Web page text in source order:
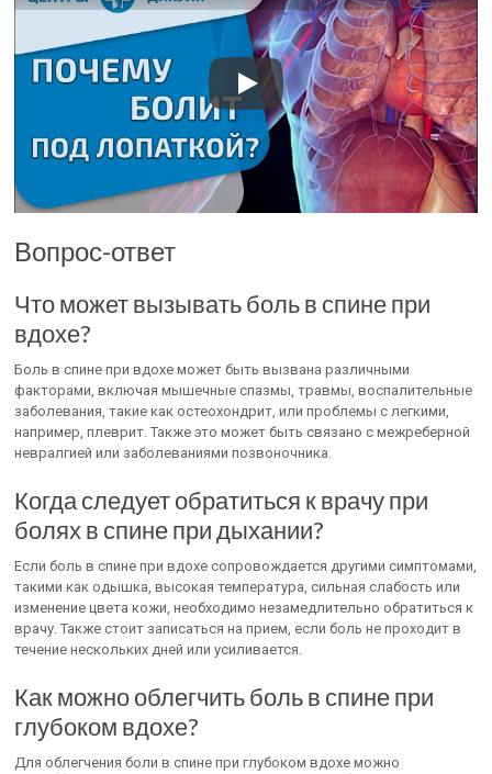
Вопрос-ответ
Что может вызывать боль в спине при
вдохе?
Боль в спине при вдохе может быть вызвана различными
факторами, включая мышечные спазмы, травмы, воспалительные
заболевания, такие как остеохондрит, или проблемы с легкими,
например, плеврит. Также это может быть связано с межреберной
невралгией или заболеваниями позвоночника.
Когда следует обратиться к врачу при
болях в спине при дыхании?
Если боль в спине при вдохе сопровождается другими симптомами,
такими как одышка, высокая температура, сильная слабость или
изменение цвета кожи, необходимо незамедлительно обратиться к
врачу. Также стоит записаться на прием, если боль не проходит в
течение нескольких дней или усиливается.
Как можно облегчить боль в спине при
глубоком вдохе?
Для облегчения боли в спине при глубоком вдохе можно